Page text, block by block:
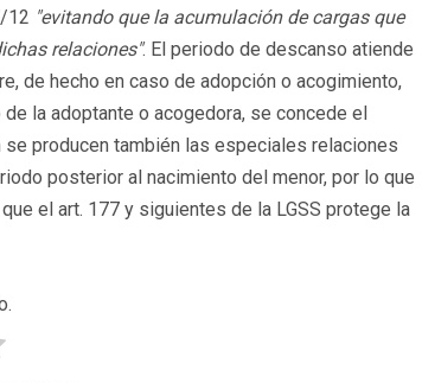
12 "evitando que la acumulación de cargas que
relaciones". El periodo de descanso atiende
de hecho en caso de adopción o acogimiento,
la adoptante o acogedora, se concede el
producen también las especiales relaciones
posterior al nacimiento del menor, por lo que
el art. 177 y siguientes de la LGSS protege la